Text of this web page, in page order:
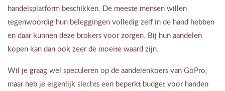
handelsplatform beschikken. De meeste mensen willen
tegenwoordig hun beleggingen volledig zelf in de hand hebben
en daar kunnen deze brokers voor zorgen. Bij hun aandelen
kopen kan dan ook zeer de moeite waard zijn.
Wil je graag wel speculeren op de aandelenkoers van GoPro,
maar heb je eigenlijk slechts een beperkt budget voor handen